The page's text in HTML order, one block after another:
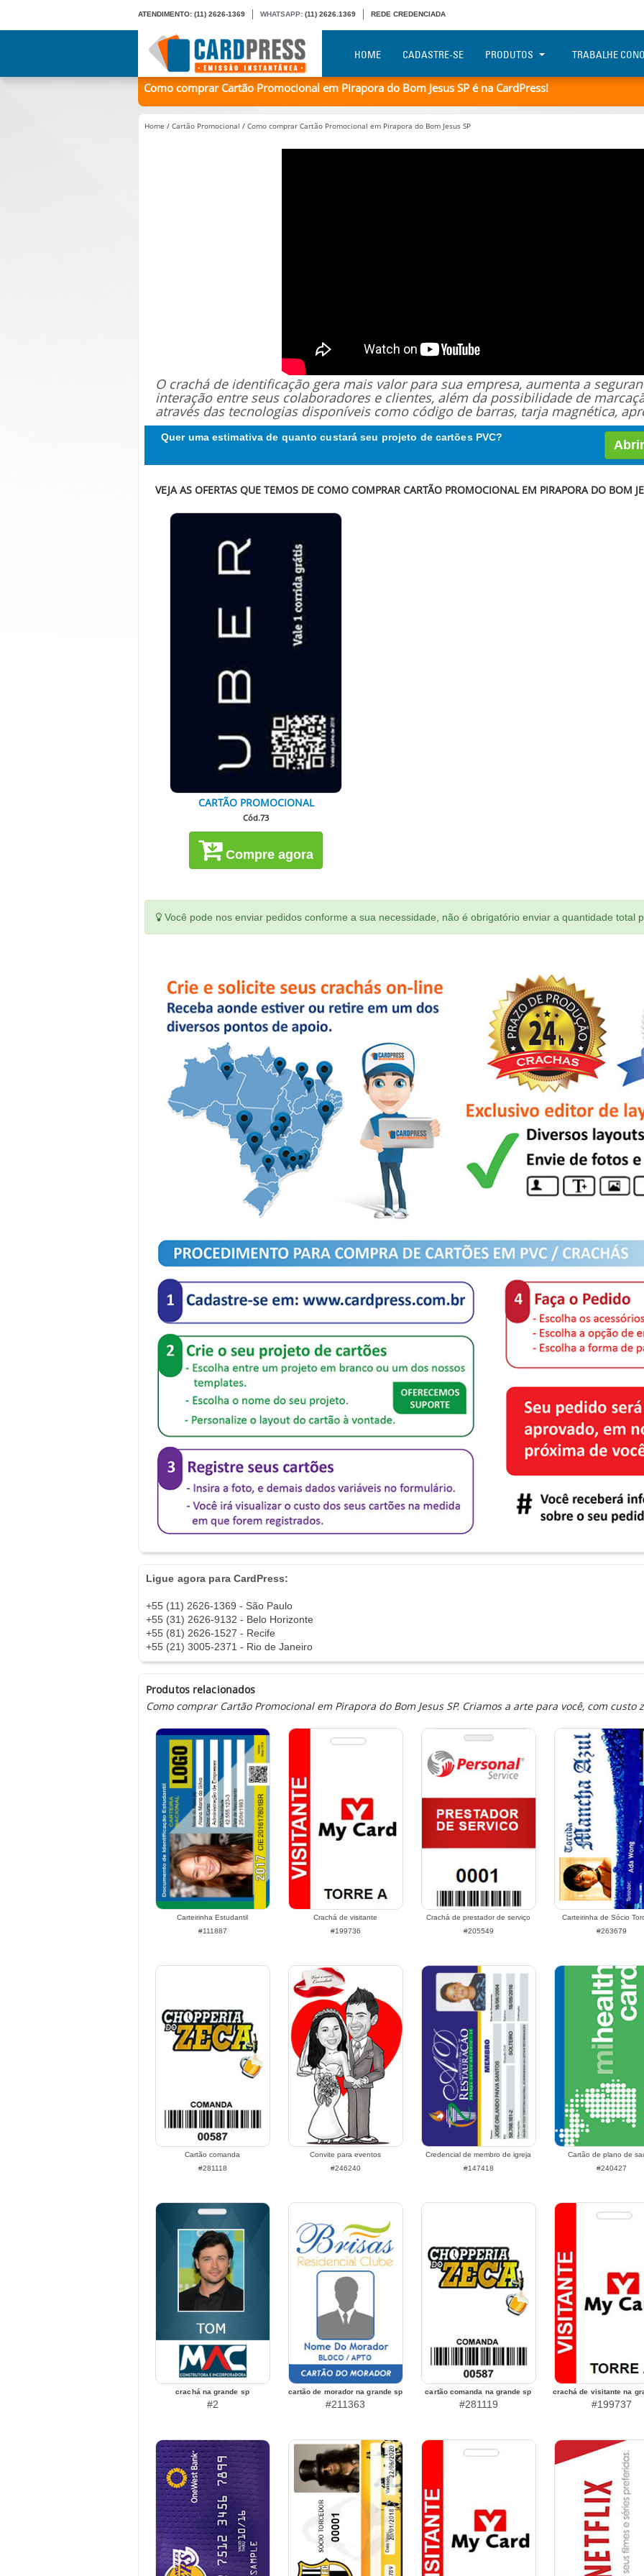
ATENDIMENTO: (11) 2626-1369 WHATSAPP: (11) 2626.1369 REDE CREDENCIADA
HOME CADASTRE-SE PRODUTOS TRABALHE
Como comprar Cartão Promocional em Pirapora do Bom Jesus SP é na CardPress!
Home / Cartão Promocional / Como comprar Cartão Promocional em Pirapora do Bom Jesus SP
O crachá de identificação gera mais valor para sua empresa, aumenta a
interação entre seus colaboradores e clientes, além da possibilidade de
através das tecnologias disponíveis como código de barras, tarja magnética,
Quer uma estimativa de quanto custará seu projeto de cartões PVC?
VEJA AS OFERTAS QUE TEMOS DE COMO COMPRAR CARTÃO PROMOCIONAL EM PIRAPORA DO BOM
CARTÃO PROMOCIONAL
Cód.73
Compre agora
Você pode nos enviar pedidos conforme a sua necessidade, não é obrigatório enviar a quantidade total
Ligue agora para CardPress:
+55 (11) 2626-1369 - São Paulo
+55 (31) 2626-9132 - Belo Horizonte
+55 (81) 2626-1527 - Recife
+55 (21) 3005-2371 - Rio de Janeiro
Produtos relacionados
Como comprar Cartão Promocional em Pirapora do Bom Jesus SP. Criamos a arte para você, com custo
Carteirinha Estudantil
#111887
Crachá de visitante
#199736
Crachá de prestador de serviço
#205549
Carteirinha de Sócio
#263679
Cartão comanda
#281118
Convite para eventos
#246240
Credencial de membro de igreja
#147418
Cartão de plano de
#240427
crachá na grande sp
#2
cartão de morador na grande sp
#211363
cartão comanda na grande sp
#281119
crachá de visitante na
#199737